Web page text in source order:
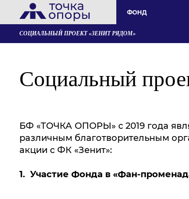
ФОНД
СОЦИАЛЬНЫЙ ПРОЕКТ «ЗЕНИТ РЯДОМ»
Социальный
БФ «ТОЧКА ОПОРЫ» с 2019 года
различным благотворительным
акции с ФК «Зенит»:
1. Участие Фонда в «Фан-